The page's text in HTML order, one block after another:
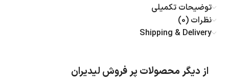
توضیحات تکمیلی
نظرات (0)
Shipping & Delivery
از دیگر محصولات پر فروش لیدیران